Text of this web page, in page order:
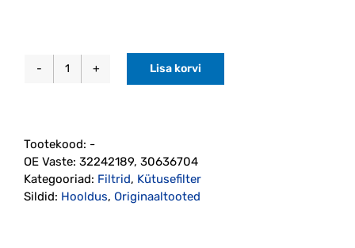
Kütusefilter
2014
175mm
(32242189)
kogus
Lisa korvi
Tootekood: -
OE Vaste: 32242189, 30636704
Kategooriad: Filtrid, Kütusefilter
Sildid: Hooldus, Originaaltooted